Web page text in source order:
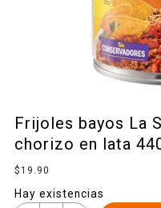
Frijoles bayos La
chorizo en lata
$ 19.90
Hay existencias